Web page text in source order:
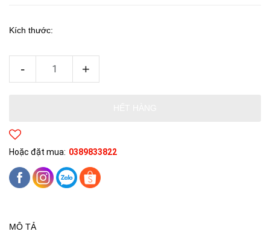
Kích thước:
- +
Hoặc đặt mua: 0389833822
MÔ TẢ